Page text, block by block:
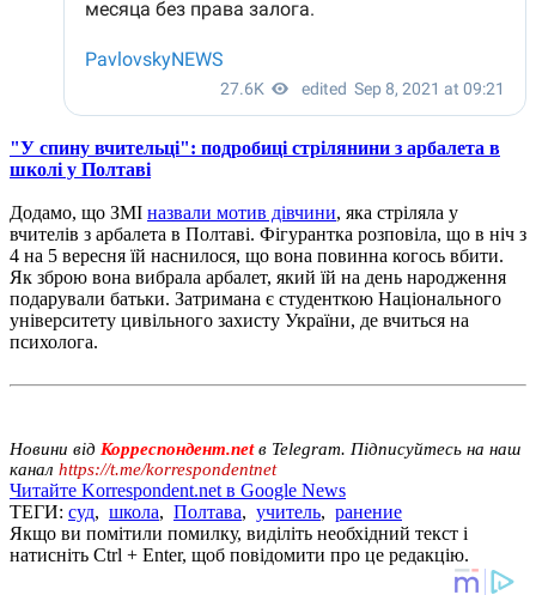
"У спину вчительці": подробиці стрілянини з арбалета в
школі у Полтаві
Додамо, що ЗМІ назвали мотив дівчини, яка стріляла у
вчителів з арбалета в Полтаві. Фігурантка розповіла, що в ніч з
4 на 5 вересня їй наснилося, що вона повинна когось вбити.
Як зброю вона вибрала арбалет, який їй на день народження
подарували батьки. Затримана є студенткою Національного
університету цивільного захисту України, де вчиться на
психолога.
Новини від Корреспондент.netв Telegram. Підписуйтесь на наш
канал https://t.me/korrespondentnet
Читайте Korrespondent.net в Google News
ТЕГИ: суд, школа, Полтава, учитель, ранение
Якщо ви помітили помилку, виділіть необхідний текст і
натисніть Ctrl + Enter, щоб повідомити про це редакцію.